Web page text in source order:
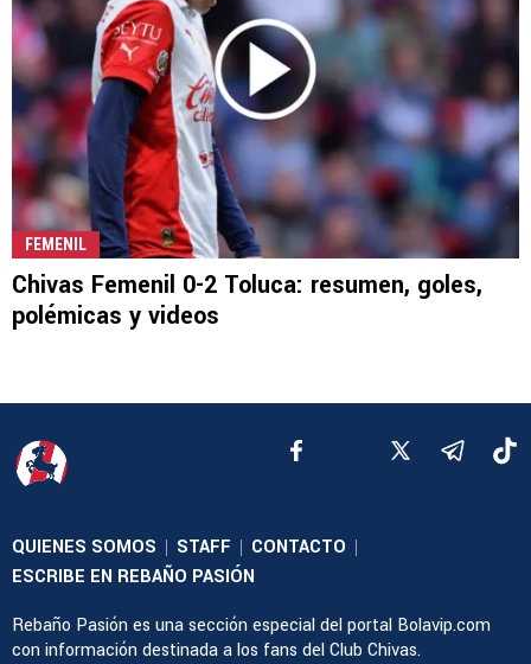
FEMENIL
Chivas Femenil 0-2 Toluca: resumen, goles,
polémicas y videos
QUIENES SOMOS | STAFF | CONTACTO |
ESCRIBE EN REBAÑO PASIÓN
Rebaño Pasión es una sección especial del portal Bolavip.com
con información destinada a los fans del Club Chivas.